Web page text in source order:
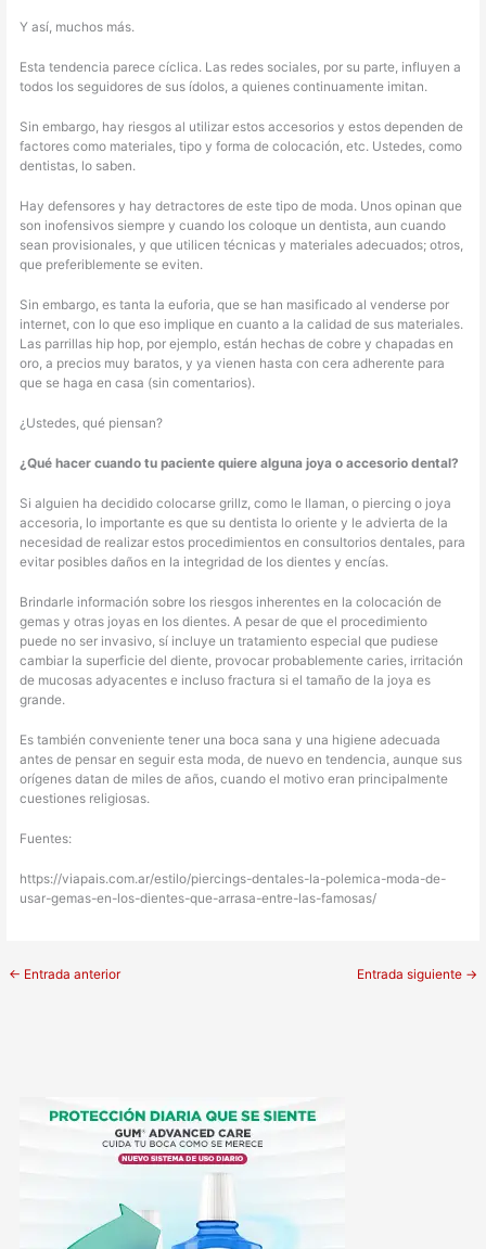
Y así, muchos más.
Esta tendencia parece cíclica. Las redes sociales, por su parte, influyen a
todos los seguidores de sus ídolos, a quienes continuamente imitan.
Sin embargo, hay riesgos al utilizar estos accesorios y estos dependen de
factores como materiales, tipo y forma de colocación, etc. Ustedes, como
dentistas, lo saben.
Hay defensores y hay detractores de este tipo de moda. Unos opinan que
son inofensivos siempre y cuando los coloque un dentista, aun cuando
sean provisionales, y que utilicen técnicas y materiales adecuados; otros,
que preferiblemente se eviten.
Sin embargo, es tanta la euforia, que se han masificado al venderse por
internet, con lo que eso implique en cuanto a la calidad de sus materiales.
Las parrillas hip hop, por ejemplo, están hechas de cobre y chapadas en
oro, a precios muy baratos, y ya vienen hasta con cera adherente para
que se haga en casa (sin comentarios).
¿Ustedes, qué piensan?
¿Qué hacer cuando tu paciente quiere alguna joya o accesorio dental?
Si alguien ha decidido colocarse grillz, como le llaman, o piercing o joya
accesoria, lo importante es que su dentista lo oriente y le advierta de la
necesidad de realizar estos procedimientos en consultorios dentales, para
evitar posibles daños en la integridad de los dientes y encías.
Brindarle información sobre los riesgos inherentes en la colocación de
gemas y otras joyas en los dientes. A pesar de que el procedimiento
puede no ser invasivo, sí incluye un tratamiento especial que pudiese
cambiar la superficie del diente, provocar probablemente caries, irritación
de mucosas adyacentes e incluso fractura si el tamaño de la joya es
grande.
Es también conveniente tener una boca sana y una higiene adecuada
antes de pensar en seguir esta moda, de nuevo en tendencia, aunque sus
orígenes datan de miles de años, cuando el motivo eran principalmente
cuestiones religiosas.
Fuentes:
https://viapais.com.ar/estilo/piercings-dentales-la-polemica-moda-de-
usar-gemas-en-los-dientes-que-arrasa-entre-las-famosas/
← Entrada anterior Entrada siguiente →